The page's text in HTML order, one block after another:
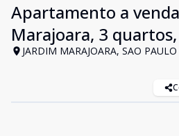
Apartamento a
Marajoara, 3
JARDIM MARAJOARA, SAO PAULO